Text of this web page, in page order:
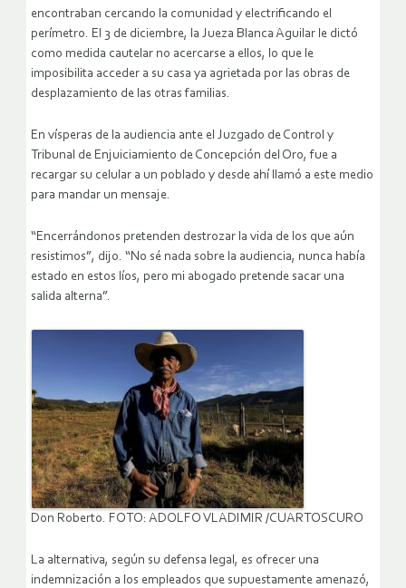
encontraban cercando la comunidad y electrificando el
perímetro. El 3 de diciembre, la Jueza Blanca Aguilar le dictó
como medida cautelar no acercarse a ellos, lo que le
imposibilita acceder a su casa ya agrietada por las obras de
desplazamiento de las otras familias.
En vísperas de la audiencia ante el Juzgado de Control y
Tribunal de Enjuiciamiento de Concepción del Oro, fue a
recargar su celular a un poblado y desde ahí llamó a este medio
para mandar un mensaje.
“Encerrándonos pretenden destrozar la vida de los que aún
resistimos”, dijo. “No sé nada sobre la audiencia, nunca había
estado en estos líos, pero mi abogado pretende sacar una
salida alterna”.
Don Roberto. FOTO: ADOLFO VLADIMIR /CUARTOSCURO
La alternativa, según su defensa legal, es ofrecer una
indemnización a los empleados que supuestamente amenazó,